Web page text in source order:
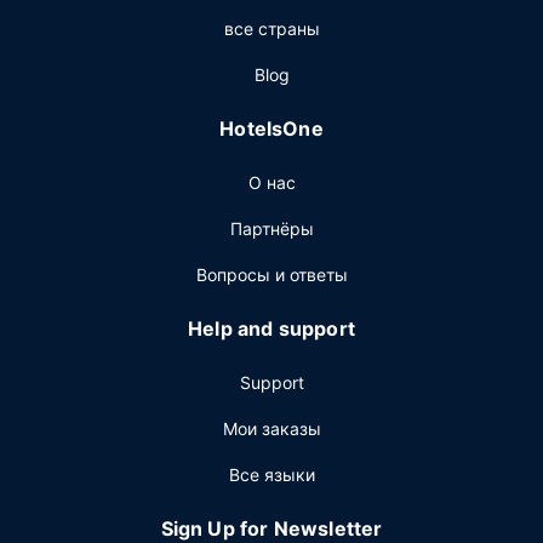
Tabachin, где подаются обед и ужин. Этот ресторан
предлагаются кофейня/кафе и обслуживание номеров
лаунже. Завтрак (шведский стол) предлагается
ежедневно с 7:00 до 12:00 за дополнительную плату.
Для удобства гостей предоставляется следующее:
бизнес-центр, химчистка или прачечная и
круглосуточная работа стойки регистрации. Для
следующее: конференц-центр и 19 комнат(ы) для
переговоров. Предоставляется бесплатная
все страны
Blog
HotelsOne
О нас
Партнёры
Вопросы и ответы
Help and support
Support
Мои заказы
Все языки
Sign Up for Newsletter